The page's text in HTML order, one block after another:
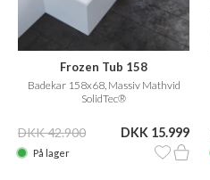
Frozen Tub 158
Badekar 158x68, Massiv Mathvid
SolidTec®
DKK 42.900 DKK 15.999
På lager